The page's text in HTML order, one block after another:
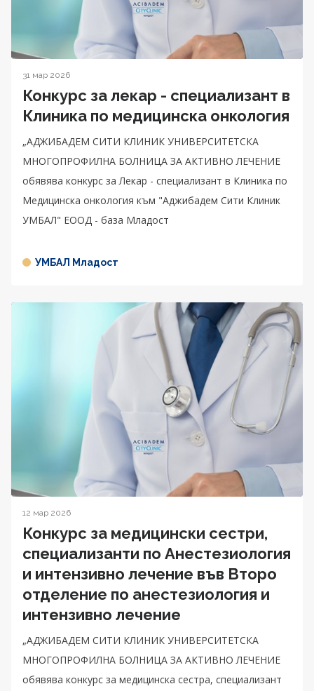
31 мар 2026
Конкурс за лекар - специализант в
Клиника по медицинска онкология
„АДЖИБАДЕМ СИТИ КЛИНИК УНИВЕРСИТЕТСКА
МНОГОПРОФИЛНА БОЛНИЦА ЗА АКТИВНО ЛЕЧЕНИЕ
обявява конкурс за Лекар - специализант в Клиника по
Медицинска онкология към "Аджибадем Сити Клиник
УМБАЛ" ЕООД - база Младост
УМБАЛ Младост
12 мар 2026
Конкурс за медицински сестри,
специализанти по Анестезиология
и интензивно лечение във Второ
отделение по анестезиология и
интензивно лечение
„АДЖИБАДЕМ СИТИ КЛИНИК УНИВЕРСИТЕТСКА
МНОГОПРОФИЛНА БОЛНИЦА ЗА АКТИВНО ЛЕЧЕНИЕ
обявява конкурс за медицинска сестра, специализант